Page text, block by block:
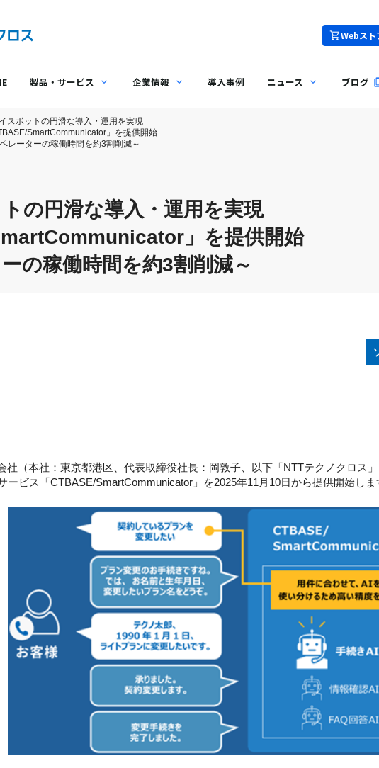
Webスト
製品・サービス 企業情報 導入事例 ニュース ブログ
スボットの円滑な導入・運用を実現
SmartCommunicator」を提供開始
レーターの稼働時間を約3割削減～
の円滑な導入・運用を実現
」を提供開始
の稼働時間を約3割削減～
（本社：東京都港区、代表取締役社長：岡敦子、以下「NTTテクノクロス
ービス「CTBASE/SmartCommunicator」を2025年11月10日から提供開始しま